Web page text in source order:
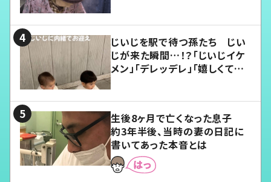
じいじを駅で待つ孫たち じい
じが来た瞬間…！？「じいじイケ
メン」「デレッデレ」「嬉しくて可
生後8ヶ月で亡くなった息子
約3年半後、当時の妻の日記に
書いてあった本音とは